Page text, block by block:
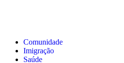
Comunidade
Imigração
Saúde